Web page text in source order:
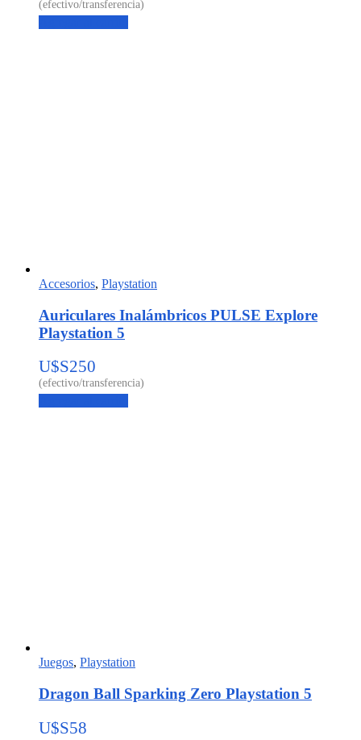
Accesorios, Playstation
Auriculares Inalámbricos PULSE Explore
Playstation 5
U$S250
Juegos, Playstation
Dragon Ball Sparking Zero Playstation 5
U$S58